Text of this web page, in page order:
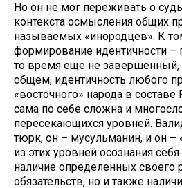
Но он не мог переживать о
контекста осмысления общих
называемых «инородцев». К
формирование идентичности
то время еще не завершенный,
общем, идентичность любого
«восточного» народа в
сама по себе сложна и
пересекающихся уровней.
тюрк, он – мусульманин, и он
из этих уровней осознания
наличие определенных своего
обязательств, но и также